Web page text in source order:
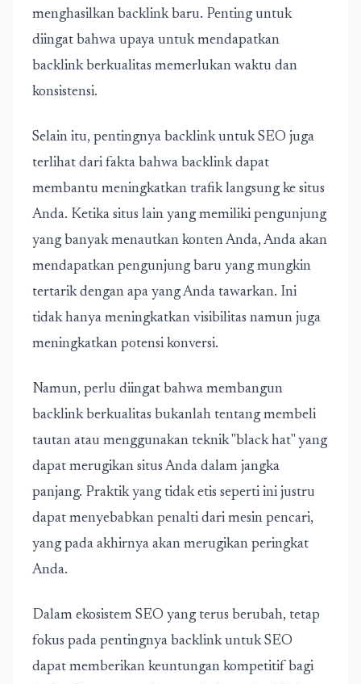
menghasilkan backlink baru. Penting untuk
diingat bahwa upaya untuk mendapatkan
backlink berkualitas memerlukan waktu dan
konsistensi.
Selain itu, pentingnya backlink untuk SEO juga
terlihat dari fakta bahwa backlink dapat
membantu meningkatkan trafik langsung ke situs
Anda. Ketika situs lain yang memiliki pengunjung
yang banyak menautkan konten Anda, Anda akan
mendapatkan pengunjung baru yang mungkin
tertarik dengan apa yang Anda tawarkan. Ini
tidak hanya meningkatkan visibilitas namun juga
meningkatkan potensi konversi.
Namun, perlu diingat bahwa membangun
backlink berkualitas bukanlah tentang membeli
tautan atau menggunakan teknik "black hat" yang
dapat merugikan situs Anda dalam jangka
panjang. Praktik yang tidak etis seperti ini justru
dapat menyebabkan penalti dari mesin pencari,
yang pada akhirnya akan merugikan peringkat
Anda.
Dalam ekosistem SEO yang terus berubah, tetap
fokus pada pentingnya backlink untuk SEO
dapat memberikan keuntungan kompetitif bagi